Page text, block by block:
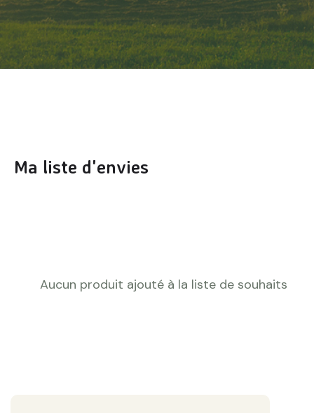
Ma liste d'envies
Aucun produit ajouté à la liste de souhaits